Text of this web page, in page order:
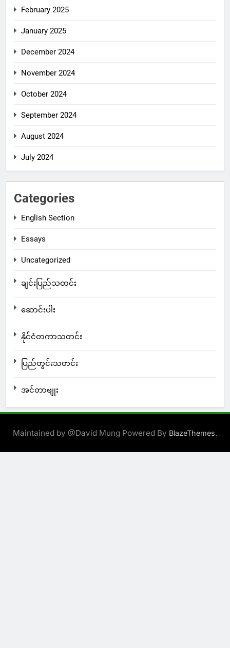
February 2025
January 2025
December 2024
November 2024
October 2024
September 2024
August 2024
July 2024
Categories
English Section
Essays
Uncategorized
ချင်းပြည်သတင်း
ဆောင်းပါး
နိုင်ငံတကာသတင်း
ပြည်တွင်းသတင်း
အင်တာဗျုး
Maintained by @David Mung Powered By BlazeThemes.